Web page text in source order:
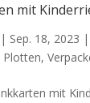
mit
Sep. 18, 2023 |
Plotten,
mit